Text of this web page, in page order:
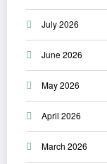
July 2026
June 2026
May 2026
April 2026
March 2026